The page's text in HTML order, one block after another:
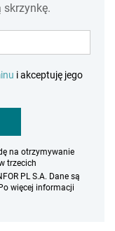
i akceptuję jego
na otrzymywanie
trzecich
PL S.A. Dane są
więcej informacji